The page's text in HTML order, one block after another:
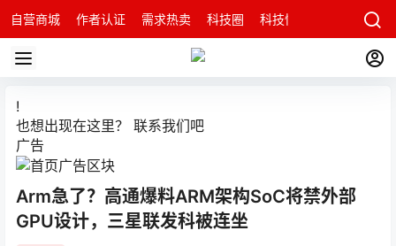
自营商城 作者认证 需求热卖 科技圈 科技快讯 智能科技问
!
也想出现在这里？ 联系我们吧
广告
Arm急了？高通爆料ARM架构SoC将禁外部
GPU设计，三星联发科被连坐